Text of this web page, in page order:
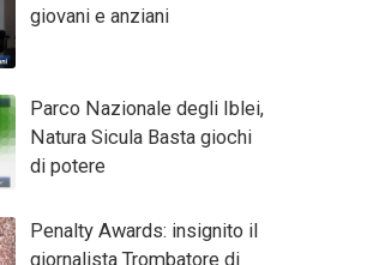
giovani e anziani
Parco Nazionale degli Iblei,
Natura Sicula Basta giochi
di potere
Penalty Awards: insignito il
giornalista Trombatore di